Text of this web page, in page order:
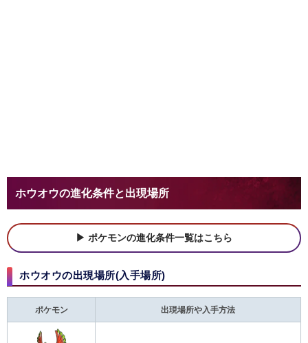
ホウオウの進化条件と出現場所
ポケモンの進化条件一覧はこちら
ホウオウの出現場所(入手場所)
ポケモン 出現場所や入手方法